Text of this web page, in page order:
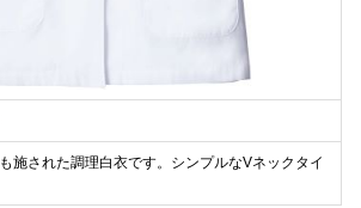
施された調理白衣です。シンプルなVネックタイ